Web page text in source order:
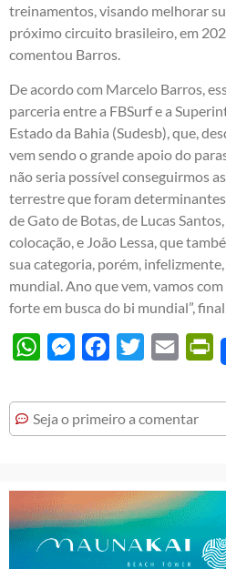
treinamentos, visando melhorar
próximo circuito brasileiro, em
comentou Barros.
De acordo com Marcelo Barros,
parceria entre a FBSurf e a
Estado da Bahia (Sudesb), que,
vem sendo o grande apoio do
não seria possível conseguirmos
terrestre que foram
de Gato de Botas, de Lucas
colocação, e João Lessa, que
sua categoria, porém,
mundial. Ano que vem, vamos
forte em busca do bi mundial”,
WhatsAppMessengerFacebook
Twitter Email
Seja o primeiro a comentar